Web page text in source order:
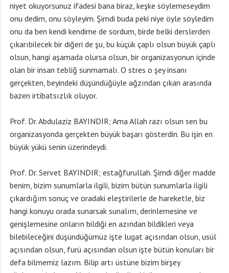
niyet okuyorsunuz ifadesi bana biraz, keşke söylemeseydim
onu dedim, onu söyleyim. Şimdi buda peki niye öyle söyledim
onu da ben kendi kendime de sordum, birde belki derslerden
çıkarıbilecek bir diğeri de şu, bu küçük çaplı olsun büyük çaplı
olsun, hangi aşamada olursa olsun, bir organizasyonun içinde
olan bir insan tebliğ sunmamalı. O stres o şey insanı
gerçekten, beyindeki düşündüğüyle ağzından çıkan arasında
bazen irtibatsızlık oluyor.
Prof. Dr. Abdulaziz BAYINDIR; Ama Allah razı olsun sen bu
organizasyonda gerçekten büyük başarı gösterdin. Bu işin en
büyük yükü senin üzerindeydi.
Prof. Dr. Servet BAYINDIR; estağfurullah. Şimdi diğer madde
benim, bizim sunumlarla ilgili, bizim bütün sunumlarla ilgili
çıkardığım sonuç ve oradaki eleştirilerle de hareketle, biz
hangi konuyu orada sunarsak sunalım, derinlemesine ve
genişlemesine onların bildiği en azından bildikleri veya
bilebileceğini düşündüğümüz işte lugat açısından olsun, usül
açısından olsun, furü açısından olsun işte bütün konuları bir
defa bilmemiz lazım. Bilip artı üstüne bizim birşey